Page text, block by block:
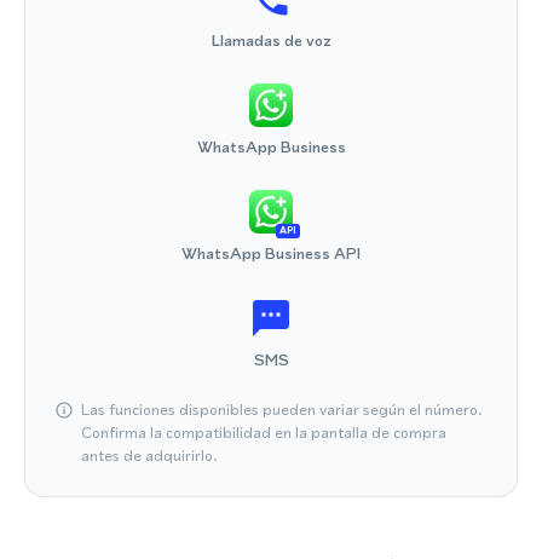
Llamadas de voz
WhatsApp Business
API
WhatsApp Business API
SMS
Las funciones disponibles pueden variar según el número.
Confirma la compatibilidad en la pantalla de compra
antes de adquirirlo.